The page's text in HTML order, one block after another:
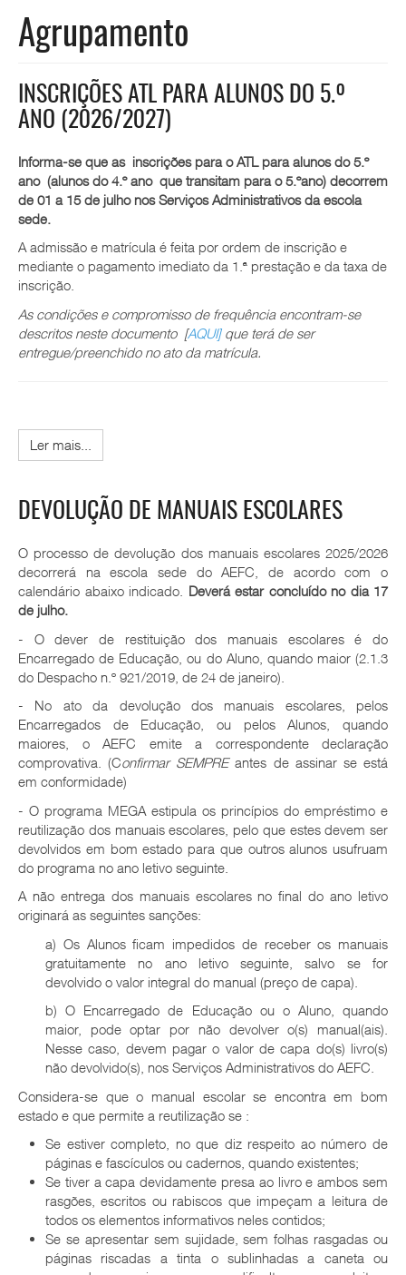
Agrupamento
INSCRIÇÕES ATL PARA ALUNOS DO 5.º
ANO (2026/2027)
Informa-se que as inscrições para o ATL para alunos do 5.º
ano (alunos do 4.º ano que transitam para o 5.ºano) decorrem
de 01 a 15 de julho nos Serviços Administrativos da escola
sede.
A admissão e matrícula é feita por ordem de inscrição e
mediante o pagamento imediato da 1.ª prestação e da taxa de
inscrição.
As condições e compromisso de frequência encontram-se
descritos neste documento [AQUI]que terá de ser
entregue/preenchido no ato da matrícula.
Ler mais...
DEVOLUÇÃO DE MANUAIS ESCOLARES
O processo de devolução dos manuais escolares 2025/2026
decorrerá na escola sede do AEFC, de acordo com o
calendário abaixo indicado. Deverá estar concluído no dia 17
de julho.
- O dever de restituição dos manuais escolares é do
Encarregado de Educação, ou do Aluno, quando maior (2.1.3
do Despacho n.º 921/2019, de 24 de janeiro).
- No ato da devolução dos manuais escolares, pelos
Encarregados de Educação, ou pelos Alunos, quando
maiores, o AEFC emite a correspondente declaração
comprovativa. (Confirmar SEMPREantes de assinar se está
em conformidade)
- O programa MEGA estipula os princípios do empréstimo e
reutilização dos manuais escolares, pelo que estes devem ser
devolvidos em bom estado para que outros alunos usufruam
do programa no ano letivo seguinte.
A não entrega dos manuais escolares no final do ano letivo
originará as seguintes sanções:
a) Os Alunos ficam impedidos de receber os manuais
gratuitamente no ano letivo seguinte, salvo se for
devolvido o valor integral do manual (preço de capa).
b) O Encarregado de Educação ou o Aluno, quando
maior, pode optar por não devolver o(s) manual(ais).
Nesse caso, devem pagar o valor de capa do(s) livro(s)
não devolvido(s), nos Serviços Administrativos do AEFC.
Considera-se que o manual escolar se encontra em bom
estado e que permite a reutilização se :
Se estiver completo, no que diz respeito ao número de
páginas e fascículos ou cadernos, quando existentes;
Se tiver a capa devidamente presa ao livro e ambos sem
rasgões, escritos ou rabiscos que impeçam a leitura de
todos os elementos informativos neles contidos;
Se se apresentar sem sujidade, sem folhas rasgadas ou
páginas riscadas a tinta o sublinhadas a caneta ou